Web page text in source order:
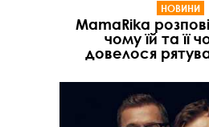
НОВИНИ
MamaRika
чому їй та її
довелося